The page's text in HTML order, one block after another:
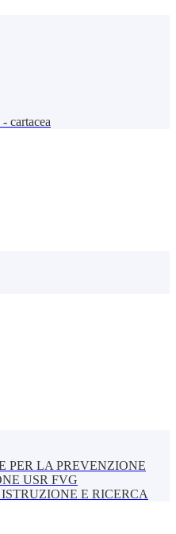
cartacea
PER LA PREVENZIONE
USR FVG
E RICERCA